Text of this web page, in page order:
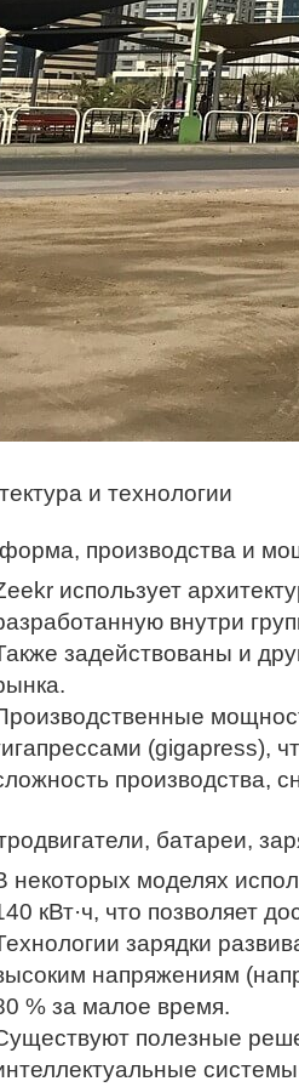
и технологии
производства и
использует
внутри
задействованы и
(gigapress),
производства,
батареи,
некоторых моделях
кВт·ч, что позволяет
зарядки
напряжениям
% за малое время.
полезные